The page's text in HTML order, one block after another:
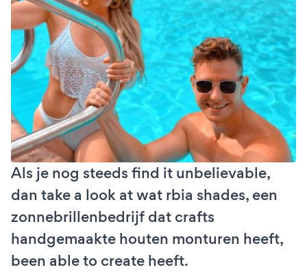
Als je nog steeds find it unbelievable,
dan take a look at wat rbia shades, een
zonnebrillenbedrijf dat crafts
handgemaakte houten monturen heeft,
been able to create heeft.